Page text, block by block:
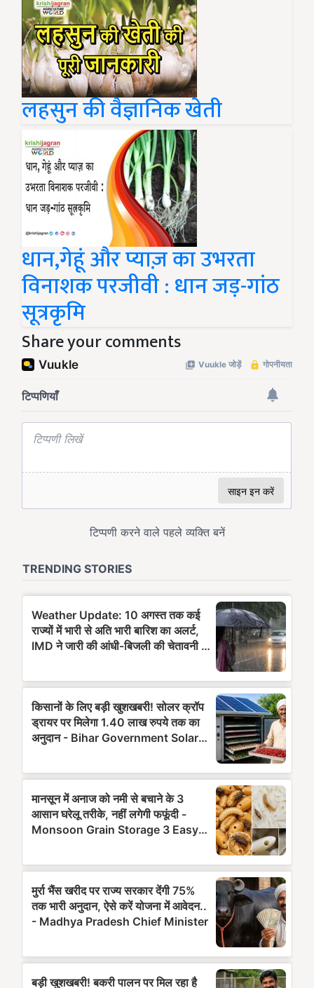
लहसुन की वैज्ञानिक खेती
धान,गेहूं और प्याज़ का उभरता
विनाशक परजीवी : धान जड़-गांठ
सूत्रकृमि
Share your comments